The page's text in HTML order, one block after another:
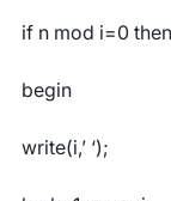
if n mod i=0 then
begin
write(i,’ ‘);